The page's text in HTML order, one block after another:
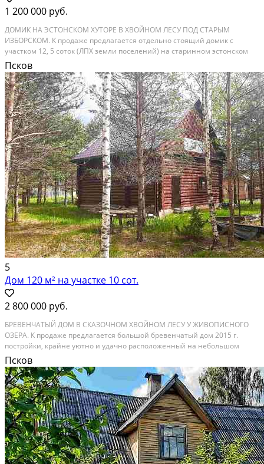
1 200 000 руб.
ДОМИК НА ЭСТОНСКОМ ХУТОРЕ В ХВОЙНОМ ЛЕСУ ПОД СТАРЫМ
ИЗБОРСКОМ. К продаже предлагается отдельно стоящий домик с
участком 12, 5 соток (ЛПХ земли поселений) на старинном эстонском
хуторе, на сказочно красивой и крайне уютной лесной поляне под
Старым Изборском. ИМЕЕТСЯ ВЫБОР УЧАСТКОВ ХУТОРНОГО ТИПА....
Расстояние до города (км): < 10; Этажей в доме: 1; Материал стен дома:
Бревно
Псков
5
Дом 120 м² на участке 10 сот.
2 800 000 руб.
БРЕВЕНЧАТЫЙ ДОМ В СКАЗОЧНОМ ХВОЙНОМ ЛЕСУ У ЖИВОПИСНОГО
ОЗЕРА. К продаже предлагается большой бревенчатый дом 2015 г.
постройки, крайне уютно и удачно расположенный на небольшом
высоком земельном участке площадью 10 соток в смешанном,
преимущественно хвойном лесу у живописного озера с...
Расстояние до города (км): 40-49; Этажей в доме: 2; Материал стен дома:
Бревно
Псков